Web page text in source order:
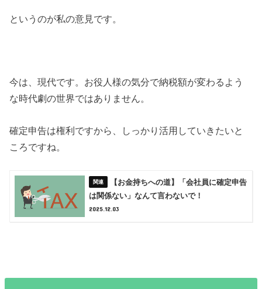
というのが私の意見です。
今は、現代です。お役人様の気分で納税額が変わるよう
な時代劇の世界ではありません。
確定申告は権利ですから、しっかり活用していきたいと
ころですね。
【お金持ちへの道】「会社員に確定申告
は関係ない」なんて言わないで！
2025.12.03